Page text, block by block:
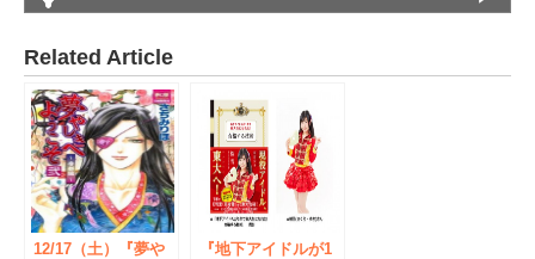
Related Article
12/17（土）『夢や
『地下アイドルが1